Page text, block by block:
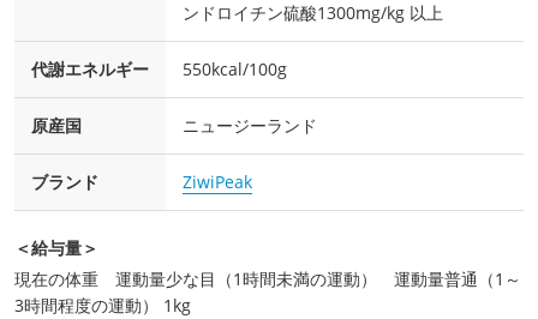
ンドロイチン硫酸1300mg/kg 以上
代謝エネルギー 550kcal/100g
原産国 ニュージーランド
ブランド ZiwiPeak
＜給与量＞
現在の体重 運動量少な目（1時間未満の運動） 運動量普通（1～
3時間程度の運動） 1kg